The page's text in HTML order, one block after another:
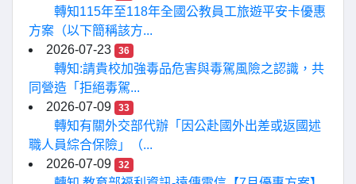
轉知115年至118年全國公教員工旅遊平安卡優惠
方案（以下簡稱該方...
2026-07-23
36
轉知:請貴校加強毒品危害與毒駕風險之認識，共
同營造「拒絕毒駕...
2026-07-09
33
轉知有關外交部代辦「因公赴國外出差或返國述
職人員綜合保險」（...
2026-07-09
32